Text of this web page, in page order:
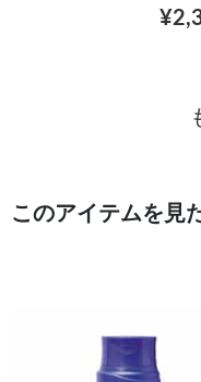
このアイテムを見